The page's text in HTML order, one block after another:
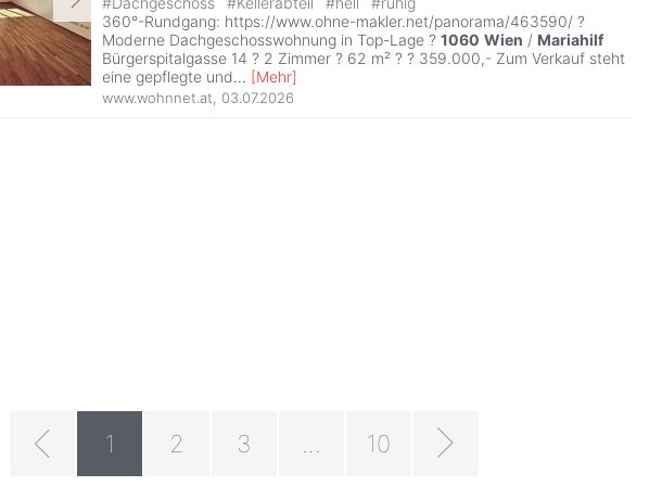
360°-Rundgang: https://www.ohne-makler.net/panorama/463590/ ?
Moderne Dachgeschosswohnung in Top-Lage ? 1060 Wien / Mariahilf
Bürgerspitalgasse 14 ? 2 Zimmer ? 62 m² ? ? 359.000,- Zum Verkauf steht
eine gepflegte und... [Mehr]
www.wohnnet.at 03.07.2026
1 2 3 10